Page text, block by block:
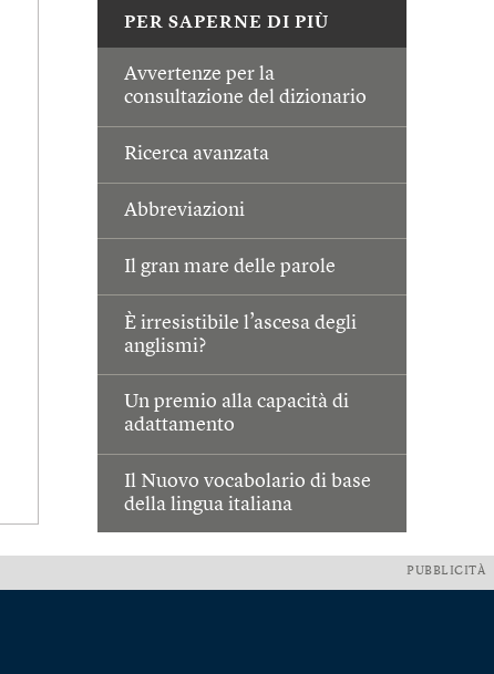
PER SAPERNE DI PIÙ
Avvertenze per la
consultazione del dizionario
Ricerca avanzata
Abbreviazioni
Il gran mare delle parole
È irresistibile l’ascesa degli
anglismi?
Un premio alla capacità di
adattamento
Il Nuovo vocabolario di base
della lingua italiana
PUBBLICITÀ